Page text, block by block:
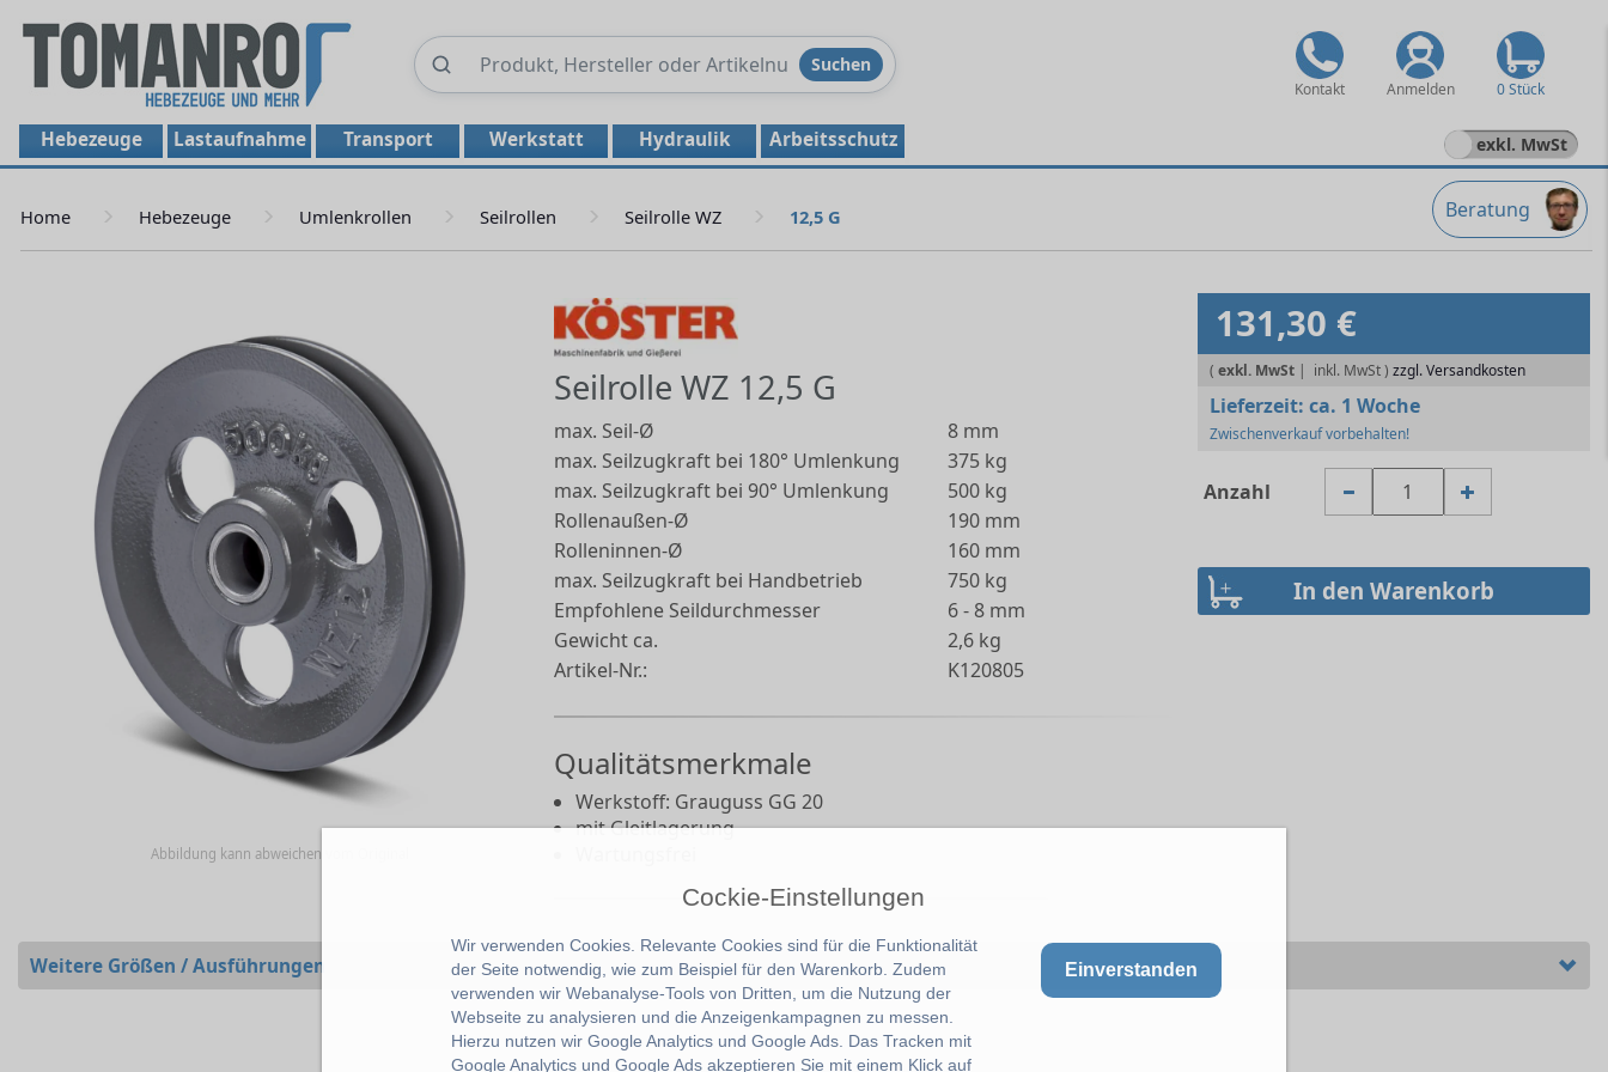
Cockie-Einstellungen
Wir verwenden Cookies. Relevante Cookies sind für die Funktionalität
der Seite notwendig, wie zum Beispiel für den Warenkorb. Zudem
verwenden wir Webanalyse-Tools von Dritten, um die Nutzung der
Webseite zu analysieren und die Anzeigenkampagnen zu messen.
Hierzu nutzen wir Google Analytics und Google Ads. Das Tracken mit
Google Analytics und Google Ads akzeptieren Sie mit einem Klick auf
Einverstanden
Produkte
durchsuchen
Suchen
Kontakt Anmelden 0 Stück
Hebezeuge Lastaufnahme Transport Werkstatt Hydraulik Arbeitsschutz exkl. MwSt
Beratung
Home Hebezeuge Umlenkrollen Seilrollen Seilrolle WZ 12,5 G
Abbildung kann abweichen vom Original
Seilrolle WZ 12,5 G
max. Seil-Ø
8 mm
max. Seilzugkraft bei 180° Umlenkung
375 kg
max. Seilzugkraft bei 90° Umlenkung
500 kg
Rollenaußen-Ø
190 mm
Rolleninnen-Ø
160 mm
max. Seilzugkraft bei Handbetrieb
750 kg
Empfohlene Seildurchmesser
6 - 8 mm
Gewicht ca.
2,6 kg
Artikel-Nr.:
K120805
Qualitätsmerkmale
Werkstoff: Grauguss GG 20
mit Gleitlagerung
131,30 €
( exkl. MwSt | zzgl. Versandkosten
Lieferzeit: ca. 1 Woche
Zwischenverkauf vorbehalten!
Anzahl
Weitere Größen / Ausführungen